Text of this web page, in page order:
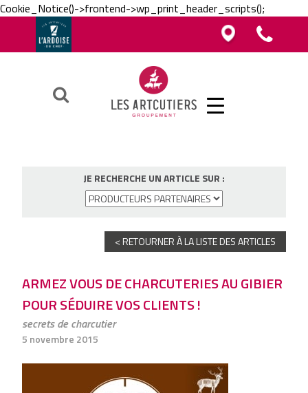
Cookie_Notice()->frontend->wp_print_header_scripts();
JE RECHERCHE UN ARTICLE SUR :
< RETOURNER À LA LISTE DES ARTICLES
ARMEZ VOUS DE CHARCUTERIES AU GIBIER
POUR SÉDUIRE VOS CLIENTS !
secrets de charcutier
5 novembre 2015